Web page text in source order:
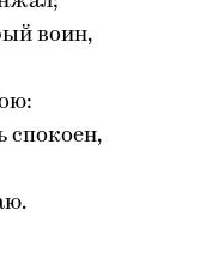
воин,
спокоен,